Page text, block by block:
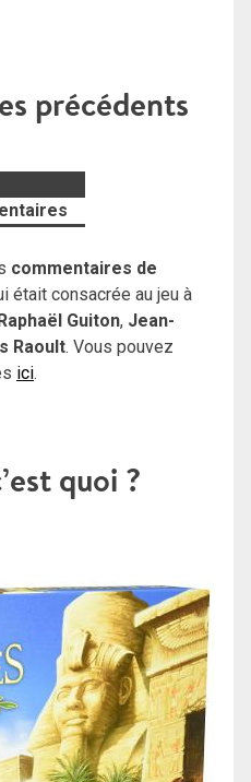
précédents
commentaires de
était consacrée au jeu à
Guiton, Jean-
Raoult. Vous pouvez
ici.
quoi ?